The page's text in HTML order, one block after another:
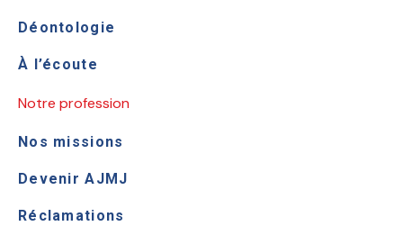
Déontologie
À l’écoute
Notre profession
Nos missions
Devenir AJMJ
Réclamations